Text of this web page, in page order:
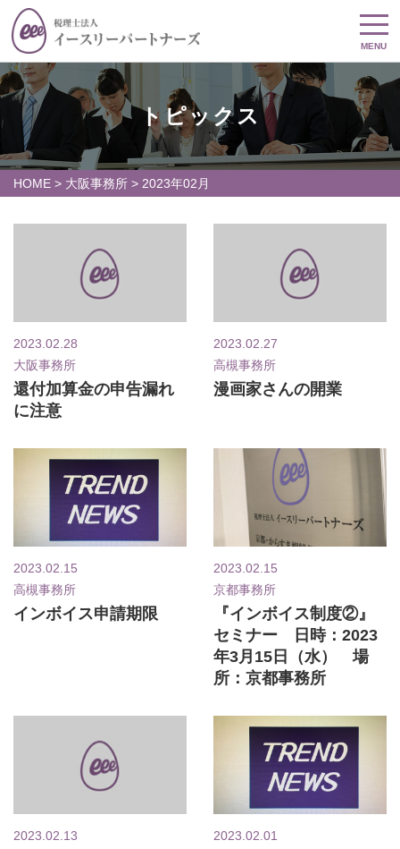
MENU
トピックス
HOME > 大阪事務所 > 2023年02月
2023.02.28
大阪事務所
還付加算金の申告漏れ
に注意
2023.02.27
高槻事務所
漫画家さんの開業
2023.02.15
高槻事務所
インボイス申請期限
2023.02.15
京都事務所
『インボイス制度②』
セミナー 日時：2023
年3月15日（水） 場
所：京都事務所
2023.02.13
2023.02.01